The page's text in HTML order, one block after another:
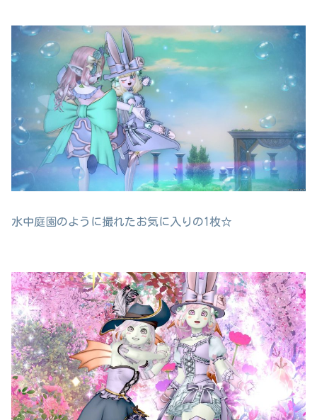
水中庭園のように撮れたお気に入りの1枚☆